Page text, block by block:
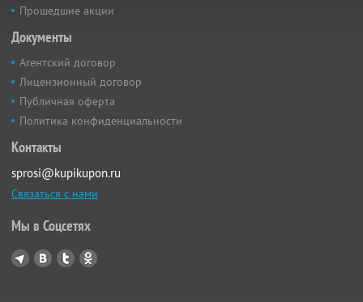
Прошедшие акции
Документы
Агентский договор
Лицензионный договор
Публичная оферта
Политика конфиденциальности
Контакты
sprosi@kupikupon.ru
Связаться с нами
Мы в Соцсетях